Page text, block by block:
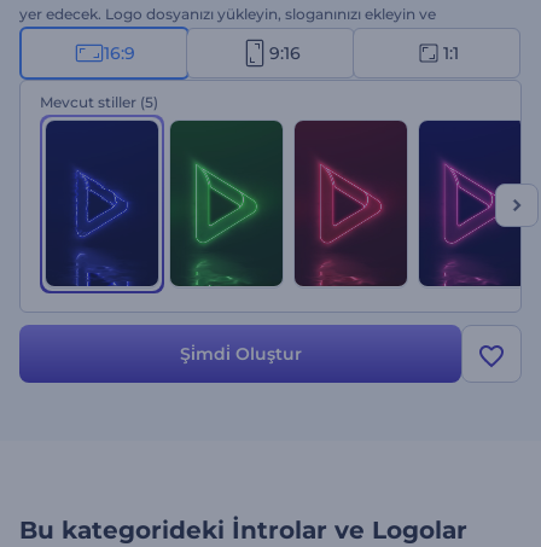
yer edecek. Logo dosyanızı yükleyin, sloganınızı ekleyin ve
profesyonel bir logo giriş videosu elde edin. Teknoloji şirketi
reklamları, marka tanıtımları, kanal introları vs. için mükemmel bir
seçenek. Modern logo giriş videosu ile projenizin başarısını
taçlandırın. Bu şablonu hemen şimdi deneyin!
16:9 9:16 1:1
Mevcut stiller (5)
Şi̇mdi̇ Oluştur
Bu kategorideki İntrolar ve Logolar